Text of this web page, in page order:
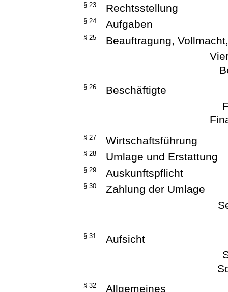
§ 23 Rechtsstellung
§ 24 Aufgaben
§ 25
Beauftragung,
§ 26
Beschäftigte
§ 27 Wirtschaftsführung
§ 28 Umlage und Erstattung
§ 29 Auskunftspflicht
§ 30
Zahlung der Umlage
§ 31
Aufsicht
§ 32 Allgemeines